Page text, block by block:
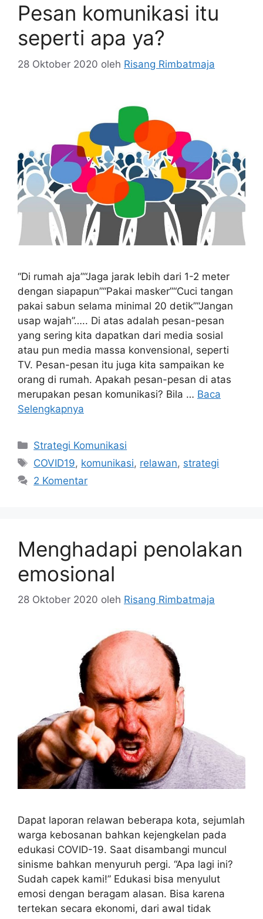
Pesan komunikasi itu
seperti apa ya?
28 Oktober 2020 oleh Risang Rimbatmaja
“Di rumah aja”“Jaga jarak lebih dari 1-2 meter
dengan siapapun”“Pakai masker”“Cuci tangan
pakai sabun selama minimal 20 detik”“Jangan
usap wajah”….. Di atas adalah pesan-pesan
yang sering kita dapatkan dari media sosial
atau pun media massa konvensional, seperti
TV. Pesan-pesan itu juga kita sampaikan ke
orang di rumah. Apakah pesan-pesan di atas
merupakan pesan komunikasi? Bila … Baca
Selengkapnya
Kategori
Strategi Komunikasi
Tag
COVID19, komunikasi, relawan, strategi
2 Komentar
Menghadapi penolakan
emosional
28 Oktober 2020 oleh Risang Rimbatmaja
Dapat laporan relawan beberapa kota, sejumlah
warga kebosanan bahkan kejengkelan pada
edukasi COVID-19. Saat disambangi muncul
sinisme bahkan menyuruh pergi. “Apa lagi ini?
Sudah capek kami!” Edukasi bisa menyulut
emosi dengan beragam alasan. Bisa karena
tertekan secara ekonomi, dari awal tidak